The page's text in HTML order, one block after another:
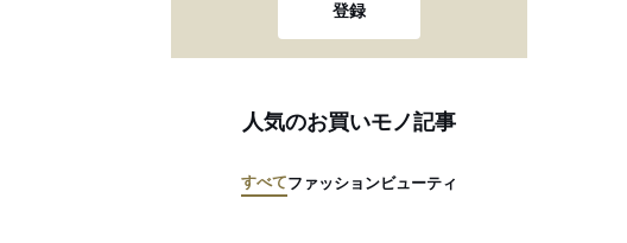
登録
人気のお買いモノ記事
すべてファッションビューティ